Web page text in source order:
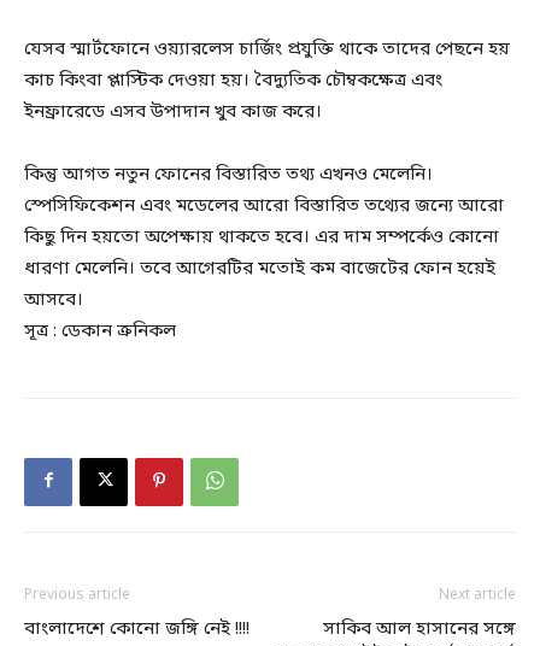
যেসব স্মার্টফোনে ওয়্যারলেস চার্জিং প্রযুক্তি থাকে তাদের পেছনে হয়
কাচ কিংবা প্লাস্টিক দেওয়া হয়। বৈদ্যুতিক চৌম্বকক্ষেত্র এবং
ইনফ্রারেডে এসব উপাদান খুব কাজ করে।
কিন্তু আগত নতুন ফোনের বিস্তারিত তথ্য এখনও মেলেনি।
স্পেসিফিকেশন এবং মডেলের আরো বিস্তারিত তথ্যের জন্যে আরো
কিছু দিন হয়তো অপেক্ষায় থাকতে হবে। এর দাম সম্পর্কেও কোনো
ধারণা মেলেনি। তবে আগেরটির মতোই কম বাজেটের ফোন হয়েই
আসবে।
সূত্র : ডেকান ক্রনিকল
Previous article
বাংলাদেশে কোনো জঙ্গি নেই !!!!
Next article
সাকিব আল হাসানের সঙ্গে